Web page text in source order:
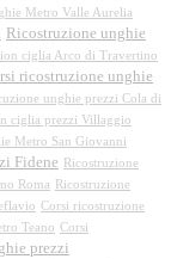
Metro Valle Aurelia
Ricostruzione unghie
ciglia Arco di Travertino
ricostruzione unghie
unghie prezzi Cola di
ciglia prezzi Villaggio
Metro San Giovanni
Fidene
Ricostruzione
Roma
Ricostruzione
Corsi ricostruzione
Teano Corsi
prezzi